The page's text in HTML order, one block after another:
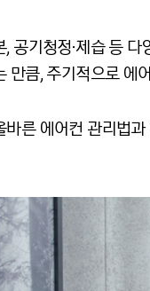
, 공기청정∙제습 등
만큼, 주기적으로 에
바른 에어컨 관리법